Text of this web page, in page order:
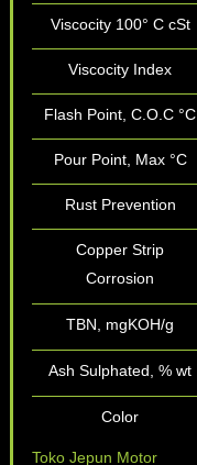
Viscocity 100° C cSt
Viscocity Index
Flash Point, C.O.C °C
Pour Point, Max °C
Rust Prevention
Copper Strip
Corrosion
TBN, mgKOH/g
Ash Sulphated, % wt
Color
Toko Jepun Motor